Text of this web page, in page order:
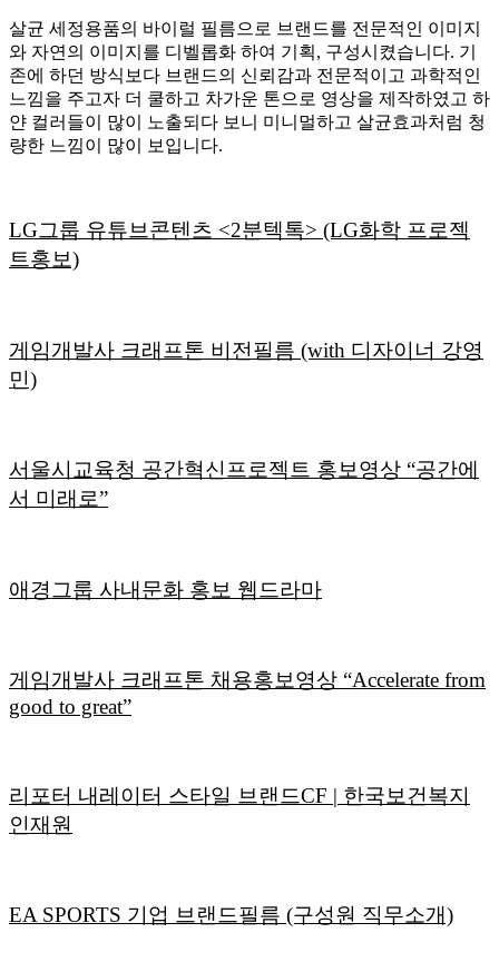
살균 세정용품의 바이럴 필름으로 브랜드를 전문적인 이미지
와 자연의 이미지를 디벨롭화 하여 기획, 구성시켰습니다. 기
존에 하던 방식보다 브랜드의 신뢰감과 전문적이고 과학적인
느낌을 주고자 더 쿨하고 차가운 톤으로 영상을 제작하였고 하
얀 컬러들이 많이 노출되다 보니 미니멀하고 살균효과처럼 청
량한 느낌이 많이 보입니다.
LG그룹 유튜브콘텐츠 <2분텍톡> (LG화학 프로젝
트홍보)
게임개발사 크래프톤 비전필름 (with 디자이너 강영
민)
서울시교육청 공간혁신프로젝트 홍보영상 “공간에
서 미래로”
애경그룹 사내문화 홍보 웹드라마
게임개발사 크래프톤 채용홍보영상 “Accelerate from
good to great”
리포터 내레이터 스타일 브랜드CF | 한국보건복지
인재원
EA SPORTS 기업 브랜드필름 (구성원 직무소개)